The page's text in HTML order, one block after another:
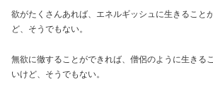
欲がたくさんあれば、エネルギッシュに生きること
ど、そうでもない。
無欲に徹することができれば、僧侶のように生きる
いけど、そうでもない。